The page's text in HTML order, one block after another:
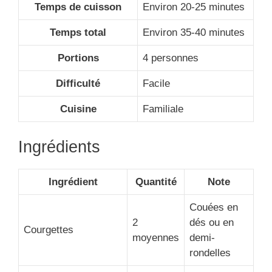
Temps de cuisson Environ 20-25 minutes
Temps total Environ 35-40 minutes
Portions 4 personnes
Difficulté Facile
Cuisine Familiale
Ingrédients
Ingrédient Quantité Note
Courgettes
2
moyennes
Couées en
dés ou en
demi-
rondelles